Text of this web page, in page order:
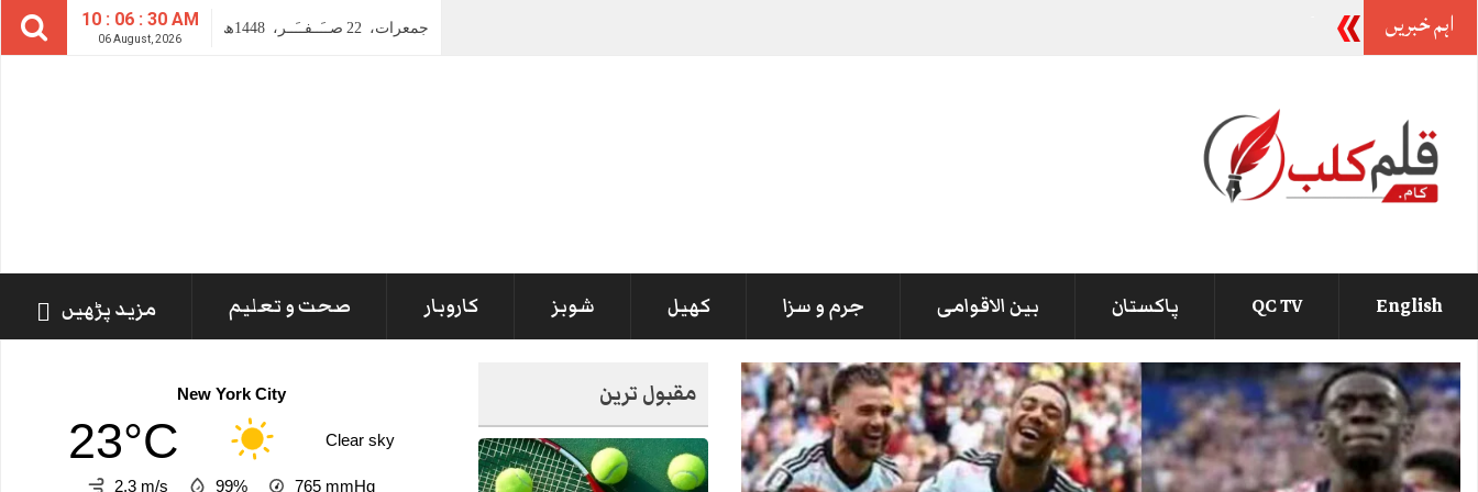
10 : 06 : 31 AM
06 August, 2026
جمعرات، 22 صــَــفــَــر، 1448ھ اہم خبریں
English
QC TV پاکستان بین الاقوامی جرم و سزا کھیل شوبز کاروبار صحت و تعلیم مزید پڑھیں
مقبول ترین New York City
23°C Clear sky
2.3 m/s 99% 765 mmHg